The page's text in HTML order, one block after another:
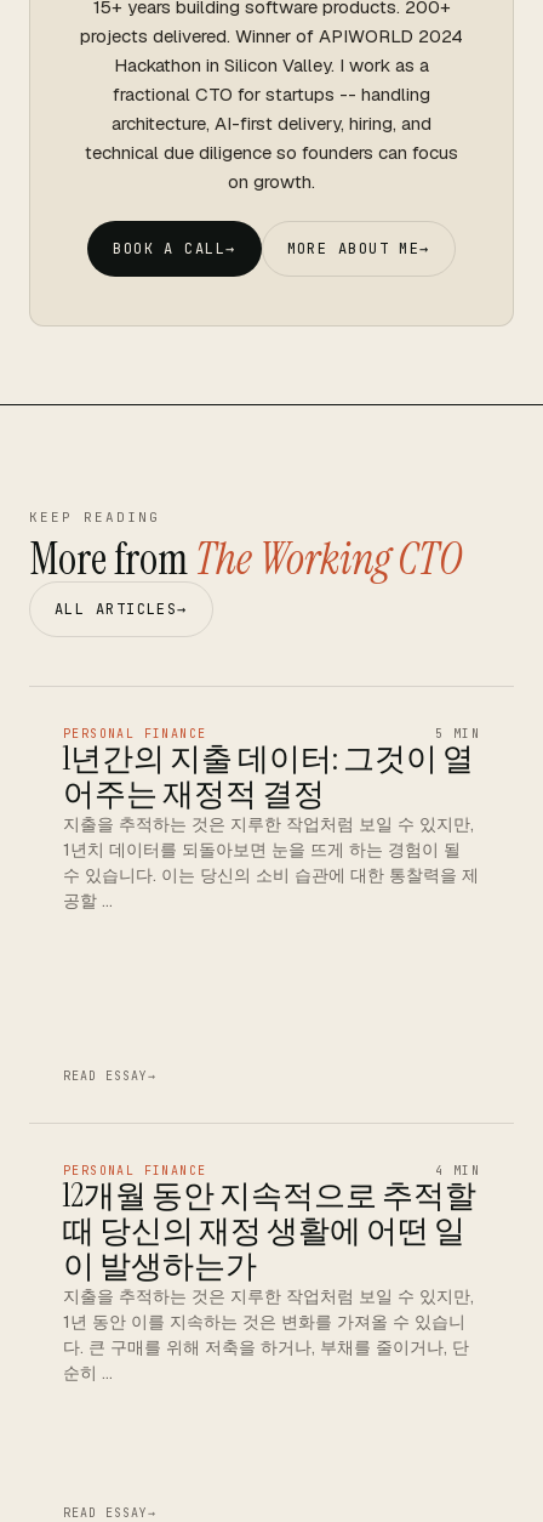
15+ years building software products. 200+
projects delivered. Winner of APIWORLD 2024
Hackathon in Silicon Valley. I work as a
fractional CTO for startups -- handling
architecture, AI-first delivery, hiring, and
technical due diligence so founders can focus
on growth.
BOOK A CALL→ MORE ABOUT ME→
KEEP READING
More fromThe Working CTO
ALL ARTICLES→
PERSONAL FINANCE 5 MIN
1년간의 지출 데이터: 그것이 열
어주는 재정적 결정
지출을 추적하는 것은 지루한 작업처럼 보일 수 있지만,
1년치 데이터를 되돌아보면 눈을 뜨게 하는 경험이 될
수 있습니다. 이는 당신의 소비 습관에 대한 통찰력을 제
공할 …
READ ESSAY→
PERSONAL FINANCE 4 MIN
12개월 동안 지속적으로 추적할
때 당신의 재정 생활에 어떤 일
이 발생하는가
지출을 추적하는 것은 지루한 작업처럼 보일 수 있지만,
1년 동안 이를 지속하는 것은 변화를 가져올 수 있습니
다. 큰 구매를 위해 저축을 하거나, 부채를 줄이거나, 단
순히 …
READ ESSAY→